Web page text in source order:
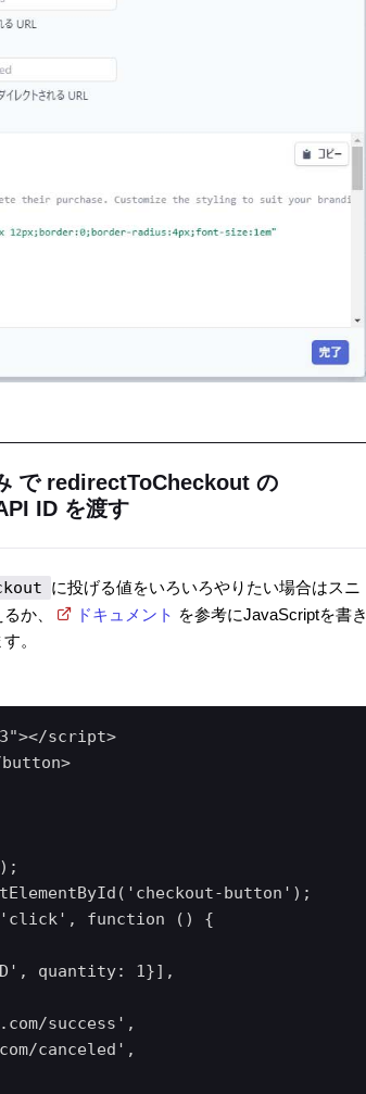
で redirectToCheckout の
ID を渡す
に投げる値をいろいろやりたい場合はスニ
か、
ドキュメント を参考にJavaScriptを書き
。
script>
button');
function () {
quantity: 1}],
success',
canceled',